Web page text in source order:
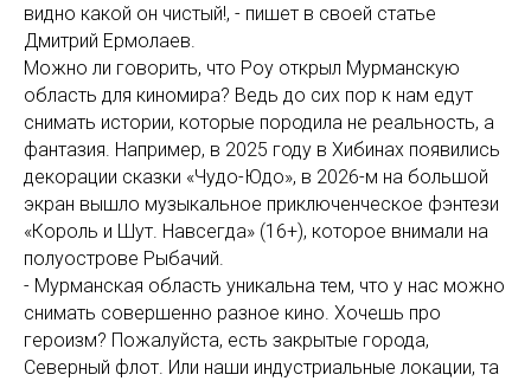
видно какой он чистый!, - пишет в своей статье
Дмитрий Ермолаев.
Можно ли говорить, что Роу открыл Мурманскую
область для киномира? Ведь до сих пор к нам едут
снимать истории, которые породила не реальность, а
фантазия. Например, в 2025 году в Хибинах появились
декорации сказки «Чудо-Юдо», в 2026-м на большой
экран вышло музыкальное приключенческое фэнтези
«Король и Шут. Навсегда» (16+), которое внимали на
полуострове Рыбачий.
- Мурманская область уникальна тем, что у нас можно
снимать совершенно разное кино. Хочешь про
героизм? Пожалуйста, есть закрытые города,
Северный флот. Или наши индустриальные локации, та